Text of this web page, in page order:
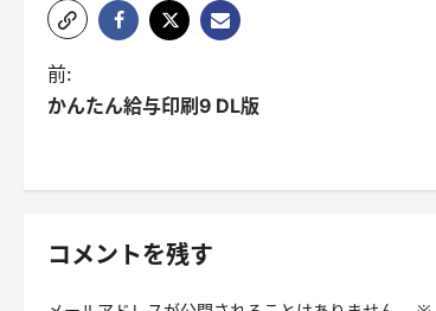
投
稿
ゲ
前:
かんたん給与印刷9 DL版
コメントを残す